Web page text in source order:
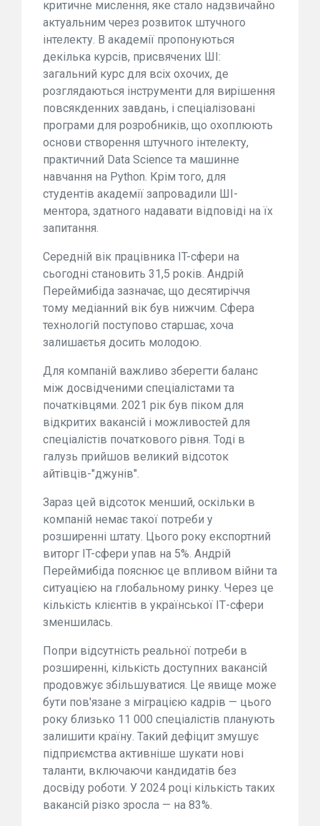
критичне мислення, яке стало надзвичайно
актуальним через розвиток штучного
інтелекту. В академії пропонуються
декілька курсів, присвячених ШІ:
загальний курс для всіх охочих, де
розглядаються інструменти для вирішення
повсякденних завдань, і спеціалізовані
програми для розробників, що охоплюють
основи створення штучного інтелекту,
практичний Data Science та машинне
навчання на Python. Крім того, для
студентів академії запровадили ШІ-
ментора, здатного надавати відповіді на їх
запитання.
Середній вік працівника IT-сфери на
сьогодні становить 31,5 років. Андрій
Переймибіда зазначає, що десятиріччя
тому медіанний вік був нижчим. Сфера
технологій поступово старшає, хоча
залишаєтья досить молодою.
Для компаній важливо зберегти баланс
між досвідченими спеціалістами та
початківцями. 2021 рік був піком для
відкритих вакансій і можливостей для
спеціалістів початкового рівня. Тоді в
галузь прийшов великий відсоток
айтівців-"джунів".
Зараз цей відсоток менший, оскільки в
компаній немає такої потреби у
розширенні штату. Цього року експортний
виторг IT-сфери упав на 5%. Андрій
Переймибіда пояснює це впливом війни та
ситуацією на глобальному ринку. Через це
кількість клієнтів в української ІТ-сфери
зменшилась.
Попри відсутність реальної потреби в
розширенні, кількість доступних вакансій
продовжує збільшуватися. Це явище може
бути пов'язане з міграцією кадрів — цього
року близько 11 000 спеціалістів планують
залишити країну. Такий дефіцит змушує
підприємства активніше шукати нові
таланти, включаючи кандидатів без
досвіду роботи. У 2024 році кількість таких
вакансій різко зросла — на 83%.